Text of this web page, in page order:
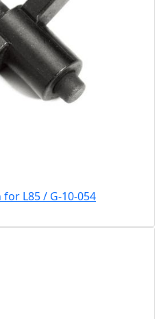
for L85 / G-10-054